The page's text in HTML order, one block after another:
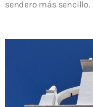
sendero más sencillo.